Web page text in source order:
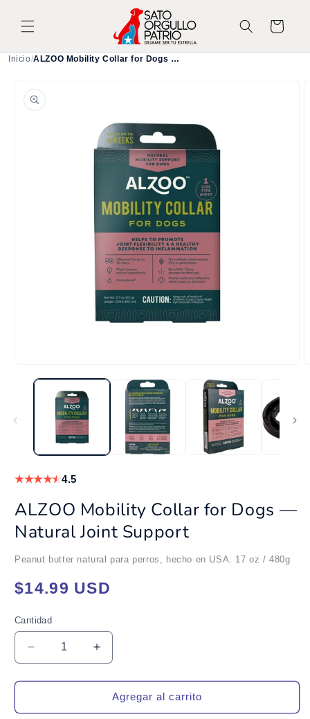
al contenido
Carrito
Inicio/ ALZOO Mobility Collar for Dogs — Natural Joint Support
a la
información
elemento
una
★★★★★4.5
ALZOO Mobility Collar for Dogs —
Natural Joint Support
Peanut butter natural para perros, hecho en USA. 17 oz / 480g
Precio
$14.99 USD
Cantidad
Cantidad
Reducir
cantidad
para
Mobility
Aumentar
cantidad
para
ALZOO
Mobility
Agregar al carrito